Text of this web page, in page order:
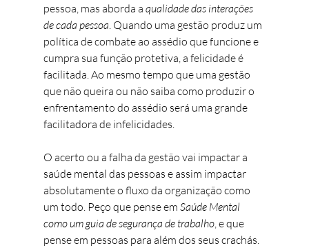
pessoa, mas aborda a qualidade das interações
de cada pessoa. Quando uma gestão produz um
política de combate ao assédio que funcione e
cumpra sua função protetiva, a felicidade é
facilitada. Ao mesmo tempo que uma gestão
que não queira ou não saiba como produzir o
enfrentamento do assédio será uma grande
facilitadora de infelicidades.
O acerto ou a falha da gestão vai impactar a
saúde mental das pessoas e assim impactar
absolutamente o fluxo da organização como
um todo. Peço que pense em Saúde Mental
como um guia de segurança de trabalho, e que
pense em pessoas para além dos seus crachás.